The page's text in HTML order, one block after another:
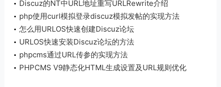
Discuz的NT中URL地址重写URLRewrite介绍
php使用curl模拟登录discuz模拟发帖的实现方法
怎么用URLOS快速创建Discuz论坛
URLOS快速安装Discuz论坛的方法
phpcms通过URL传参的实现方法
PHPCMS V9静态化HTML生成设置及URL规则优化